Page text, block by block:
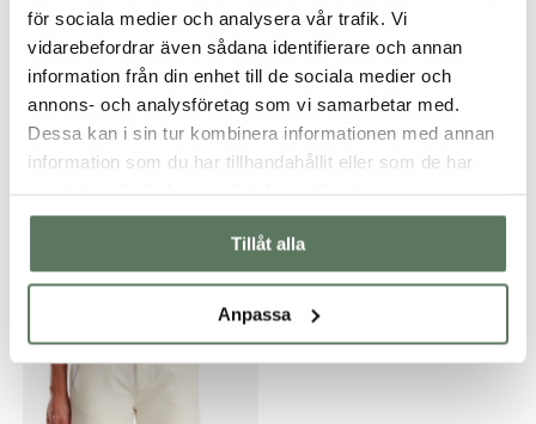
för sociala medier och analysera vår trafik. Vi
vidarebefordrar även sådana identifierare och annan
information från din enhet till de sociala medier och
annons- och analysföretag som vi samarbetar med.
Dessa kan i sin tur kombinera informationen med annan
information som du har tillhandahållit eller som de har
Tillåt alla
Anpassa
Du kanske också gillar …